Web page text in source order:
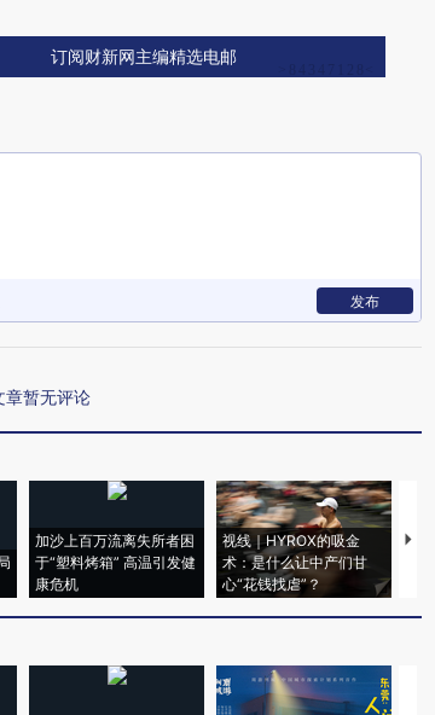
订阅财新网主编精选电邮
发布
章暂无评论
加沙上百万流离失所者困
于“塑料烤箱” 高温引发健
康危机
视线｜HYROX的吸金
术：是什么让中产们甘
心“花钱找虐”？
马